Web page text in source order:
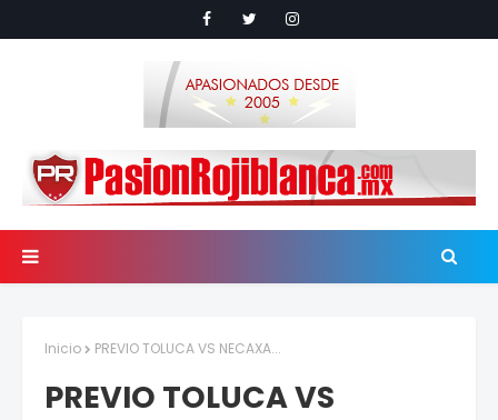
Inicio PREVIO TOLUCA VS NECAXA...
PREVIO TOLUCA VS